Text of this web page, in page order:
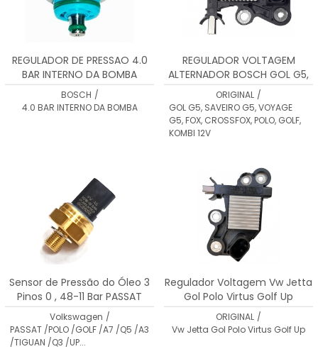
REGULADOR DE PRESSAO 4.0
BAR INTERNO DA BOMBA
F000DR0224
BOSCH /
4.0 BAR INTERNO DA BOMBA
REGULADOR VOLTAGEM
ALTERNADOR BOSCH GOL G5,
SAVEIRO G5, VOYAGE G5, FOX,
CROSSFOX, POLO, GOLF,
KOMBI 12V
ORIGINAL /
GOL G5, SAVEIRO G5, VOYAGE
G5, FOX, CROSSFOX, POLO, GOLF,
KOMBI 12V
Sensor de Pressão do Óleo 3
Pinos 0 , 48-11 Bar PASSAT
/POLO /GOLF /A7 /Q5 /A3
/TIGUAN /Q3 /UP...
Volkswagen /
PASSAT /POLO /GOLF /A7 /Q5 /A3
/TIGUAN /Q3 /UP...
Regulador Voltagem Vw Jetta
Gol Polo Virtus Golf Up
ORIGINAL /
Vw Jetta Gol Polo Virtus Golf Up